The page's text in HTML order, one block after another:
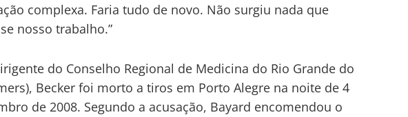
complexa. Faria tudo de novo. Não surgiu nada que
nosso trabalho.”
do Conselho Regional de Medicina do Rio Grande do
Becker foi morto a tiros em Porto Alegre na noite de 4
de 2008. Segundo a acusação, Bayard encomendou o